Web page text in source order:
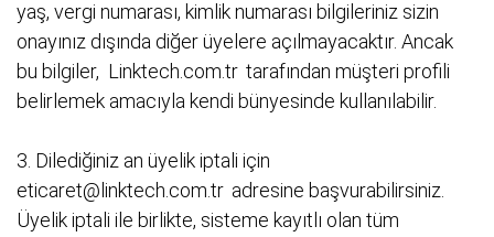
yaş, vergi numarası, kimlik numarası bilgileriniz sizin
onayınız dışında diğer üyelere açılmayacaktır. Ancak
bu bilgiler, Linktech.com.tr tarafından müşteri profili
belirlemek amacıyla kendi bünyesinde kullanılabilir.
3. Dilediğiniz an üyelik iptali için
eticaret@linktech.com.tr adresine başvurabilirsiniz.
Üyelik iptali ile birlikte, sisteme kayıtlı olan tüm